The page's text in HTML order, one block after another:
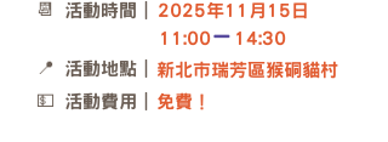
​📆 活動時間｜
2025年11月15日
11:00
_
14:30
新北市瑞芳區猴硐貓村
​📍 活動地點｜
​💵 活動費用｜
免費！